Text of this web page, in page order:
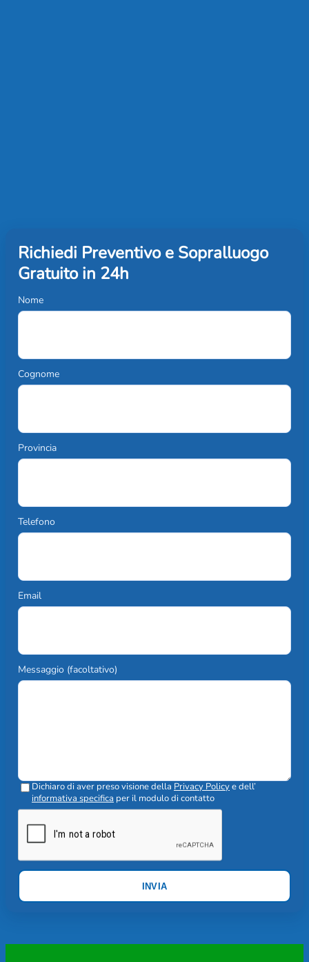
Richiedi Preventivo e Sopralluogo
Gratuito in 24h
Nome
Cognome
Provincia
Telefono
Email
Messaggio (facoltativo)
Dichiaro di aver preso visione della Privacy Policye dell’
informativa specifica per il modulo di contatto
INVIA